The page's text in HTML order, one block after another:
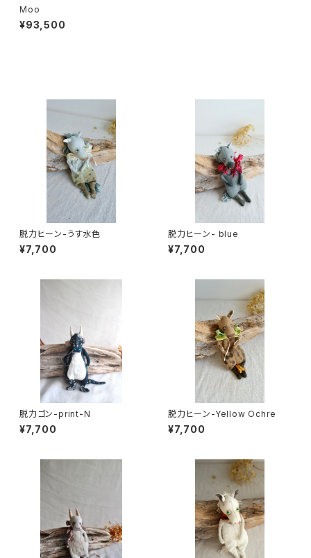
Moo
¥93,500
脱力ヒーン-うす水色
¥7,700
脱力ヒーン- blue
¥7,700
脱力ゴン-print-N
¥7,700
脱力ヒーン-Yellow Ochre
¥7,700